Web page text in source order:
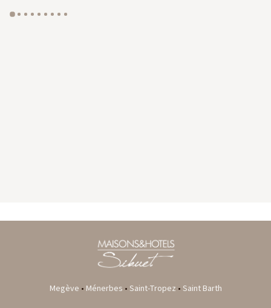
Megève • Ménerbes • Saint-Tropez • Saint Barth